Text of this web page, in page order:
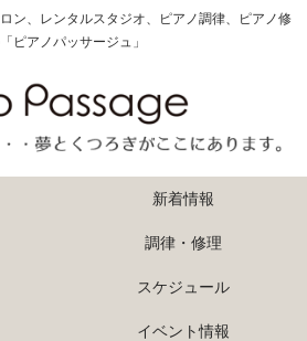
ン、レンタルスタジオ、ピアノ調律、ピアノ修
ピアノパッサージュ」
新着情報
調律・修理
スケジュール
イベント情報